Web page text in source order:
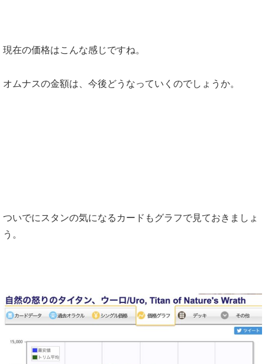
現在の価格はこんな感じですね。
オムナスの金額は、今後どうなっていくのでしょうか。
ついでにスタンの気になるカードもグラフで見ておきましょ
う。